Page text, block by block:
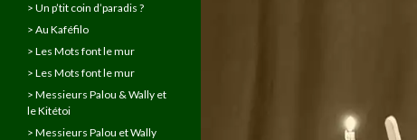
> Un p’tit coin d’paradis ?
> Au Kaféfilo
> Les Mots font le mur
> Les Mots font le mur
> Messieurs Palou & Wally et
le Kitétoi
> Messieurs Palou et Wally